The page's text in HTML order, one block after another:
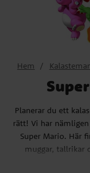
Hem
Planerar du ett
rätt! Vi har
Super Mario. Här
muggar, tallrikar
ballonger. Ja, vi